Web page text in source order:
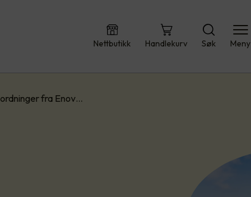
Nettbutikk Handlekurv Søk Meny
fra Enov…